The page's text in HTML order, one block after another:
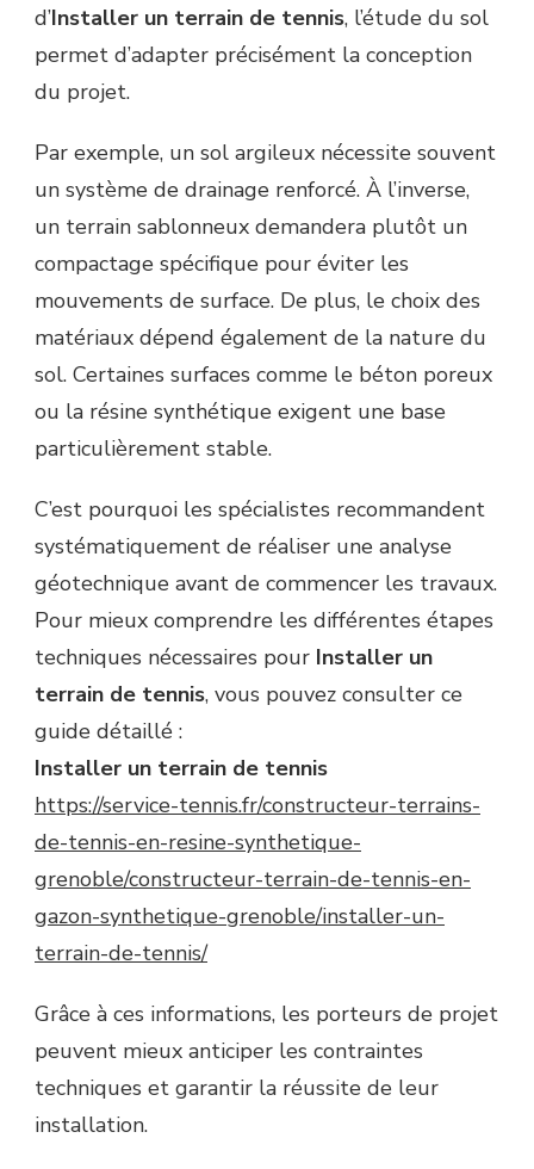
d’Installer un terrain de tennis, l’étude du sol
permet d’adapter précisément la conception
du projet.
Par exemple, un sol argileux nécessite souvent
un système de drainage renforcé. À l’inverse,
un terrain sablonneux demandera plutôt un
compactage spécifique pour éviter les
mouvements de surface. De plus, le choix des
matériaux dépend également de la nature du
sol. Certaines surfaces comme le béton poreux
ou la résine synthétique exigent une base
particulièrement stable.
C’est pourquoi les spécialistes recommandent
systématiquement de réaliser une analyse
géotechnique avant de commencer les travaux.
Pour mieux comprendre les différentes étapes
techniques nécessaires pour Installer un
terrain de tennis, vous pouvez consulter ce
guide détaillé :
Installer un terrain de tennis
https://service-tennis.fr/constructeur-terrains-
de-tennis-en-resine-synthetique-
grenoble/constructeur-terrain-de-tennis-en-
gazon-synthetique-grenoble/installer-un-
terrain-de-tennis/
Grâce à ces informations, les porteurs de projet
peuvent mieux anticiper les contraintes
techniques et garantir la réussite de leur
installation.